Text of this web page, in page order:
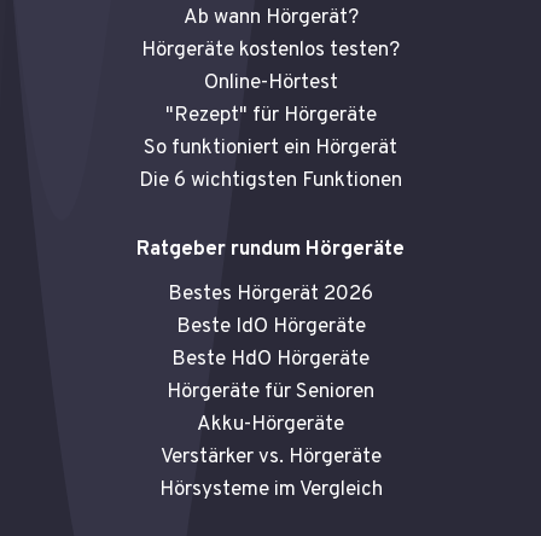
Ab wann Hörgerät?
Hörgeräte kostenlos testen?
Online-Hörtest
"Rezept" für Hörgeräte
So funktioniert ein Hörgerät
Die 6 wichtigsten Funktionen
Ratgeber rundum Hörgeräte
Bestes Hörgerät 2026
Beste IdO Hörgeräte
Beste HdO Hörgeräte
Hörgeräte für Senioren
Akku-Hörgeräte
Verstärker vs. Hörgeräte
Hörsysteme im Vergleich